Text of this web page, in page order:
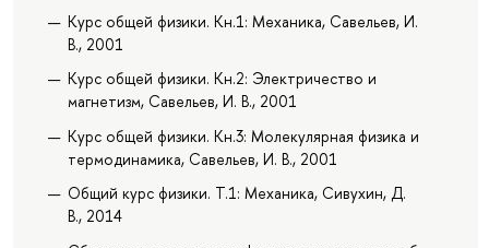
Курс общей физики. Кн.1: Механика, Савельев, И.
В., 2001
Курс общей физики. Кн.2: Электричество и
магнетизм, Савельев, И. В., 2001
Курс общей физики. Кн.3: Молекулярная физика и
термодинамика, Савельев, И. В., 2001
Общий курс физики. Т.1: Механика, Сивухин, Д.
В., 2014